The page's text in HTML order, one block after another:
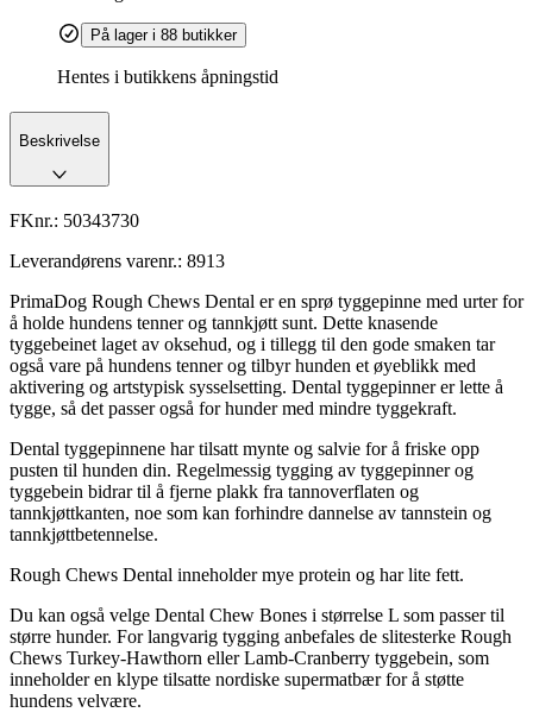
På lager i 88 butikker
Hentes i butikkens åpningstid
Beskrivelse
FKnr.: 50343730
Leverandørens varenr.: 8913
PrimaDog Rough Chews Dental er en sprø tyggepinne med urter for
å holde hundens tenner og tannkjøtt sunt. Dette knasende
tyggebeinet laget av oksehud, og i tillegg til den gode smaken tar
også vare på hundens tenner og tilbyr hunden et øyeblikk med
aktivering og artstypisk sysselsetting. Dental tyggepinner er lette å
tygge, så det passer også for hunder med mindre tyggekraft.
Dental tyggepinnene har tilsatt mynte og salvie for å friske opp
pusten til hunden din. Regelmessig tygging av tyggepinner og
tyggebein bidrar til å fjerne plakk fra tannoverflaten og
tannkjøttkanten, noe som kan forhindre dannelse av tannstein og
tannkjøttbetennelse.
Rough Chews Dental inneholder mye protein og har lite fett.
Du kan også velge Dental Chew Bones i størrelse L som passer til
større hunder. For langvarig tygging anbefales de slitesterke Rough
Chews Turkey-Hawthorn eller Lamb-Cranberry tyggebein, som
inneholder en klype tilsatte nordiske supermatbær for å støtte
hundens velvære.